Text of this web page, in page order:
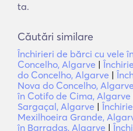
ta.
Căutări similare
Închirieri de bărci cu vele
Concelho, Algarve |
do Concelho, Algarve |
Nova do Concelho, Algarve
în Cotifo de Cima, Algarve
Sargaçal, Algarve |
Mexilhoeira Grande,
în Barradas, Algarve |